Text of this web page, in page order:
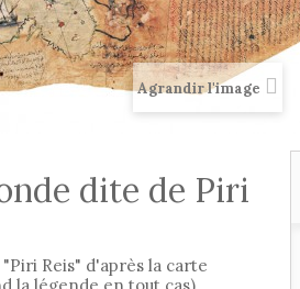
Agrandir l'image
dite de Piri
Reis" d'après la carte